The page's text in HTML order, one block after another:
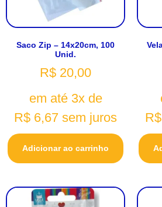
Saco Zip – 14x20cm, 100
Unid.
R$ 20,00
em até 3x de
R$ 6,67 sem juros
Adicionar ao carrinho
R$